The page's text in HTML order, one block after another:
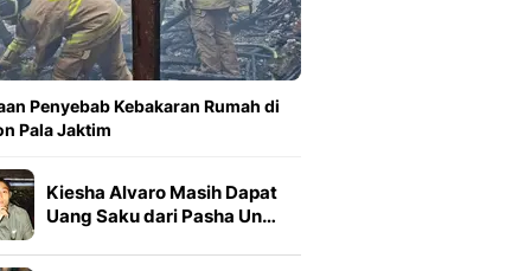
Penyebab Kebakaran Rumah di
Pala Jaktim
Kiesha Alvaro Masih Dapat
Uang Saku dari Pasha Un…